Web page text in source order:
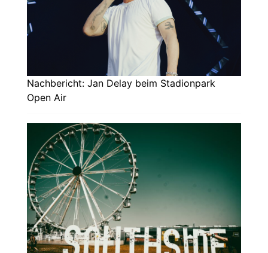
Nachbericht: Jan Delay beim Stadionpark
Open Air